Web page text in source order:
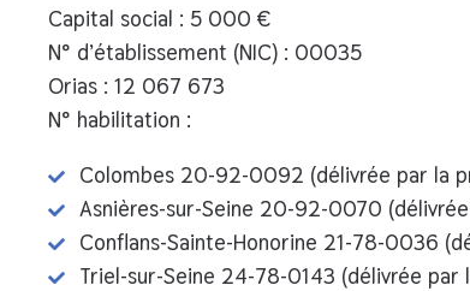
Capital social : 5 000 €
N° d’établissement (NIC) : 00035
Orias : 12 067 673
N° habilitation :
Colombes 20-92-0092 (délivrée par la
Asnières-sur-Seine 20-92-0070
Conflans-Sainte-Honorine 21-78-0036
Triel-sur-Seine 24-78-0143 (délivrée par